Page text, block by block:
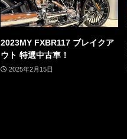
2023MY FXBR117 ブレイクア
ウト 特選中古車！
2025年2月15日